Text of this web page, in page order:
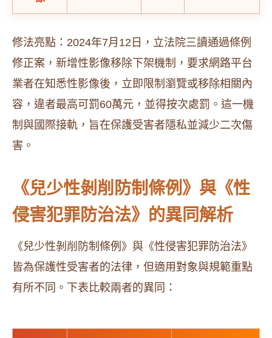
修法亮點：2024年7月12日，立法院三讀通過條例
修正案，新增性影像移除下架機制，要求網路平台
業者在知悉性影像後，立即限制瀏覽或移除相關內
容，違者最高可罰60萬元，並得按次處罰。這一機
制與國際接軌，旨在保護受害者隱私並減少二次傷
害。
《兒少性剝削防制條例》與《性
侵害犯罪防治法》的異同解析
《兒少性剝削防制條例》與《性侵害犯罪防治法》
皆為保護性受害者的法律，但適用對象與規範重點
有所不同。下表比較兩者的異同：